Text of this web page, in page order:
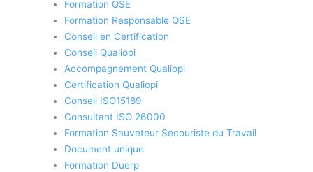
Formation QSE
Formation Responsable QSE
Conseil en Certification
Conseil Qualiopi
Accompagnement Qualiopi
Certification Qualiopi
Conseil ISO15189
Consultant ISO 26000
Formation Sauveteur Secouriste du Travail
Document unique
Formation Duerp